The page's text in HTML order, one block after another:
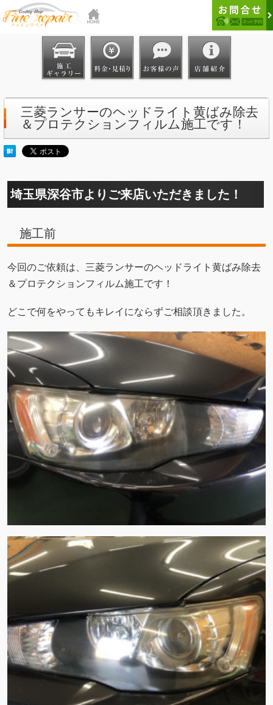
三菱ランサーのヘッドライト黄ばみ除去
＆プロテクションフィルム施工です！
埼玉県深谷市よりご来店いただきました！
施工前
今回のご依頼は、三菱ランサーのヘッドライト黄ばみ除去
＆プロテクションフィルム施工です！
どこで何をやってもキレイにならずご相談頂きました。